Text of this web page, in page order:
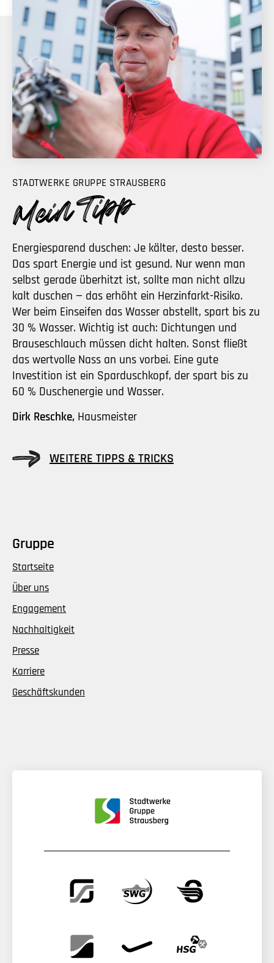
STADTWERKE GRUPPE STRAUSBERG
Energiesparend duschen: Je kälter, desto besser.
Das spart Energie und ist gesund. Nur wenn man
selbst gerade überhitzt ist, sollte man nicht allzu
kalt duschen — das erhöht ein Herzinfarkt-Risiko.
Wer beim Einseifen das Wasser abstellt, spart bis zu
30 % Wasser. Wichtig ist auch: Dichtungen und
Brauseschlauch müssen dicht halten. Sonst fließt
das wertvolle Nass an uns vorbei. Eine gute
Investition ist ein Sparduschkopf, der spart bis zu
60 % Duschenergie und Wasser.
Dirk Reschke, Hausmeister
WEITERE TIPPS & TRICKS
Gruppe
Startseite
Über uns
Engagement
Nachhaltigkeit
Presse
Karriere
Geschäftskunden